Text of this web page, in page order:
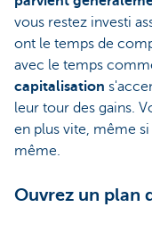
vous restez investi
ont le temps de
avec le temps
capitalisation
leur tour des gains.
en plus vite, même
même.
Ouvrez un plan